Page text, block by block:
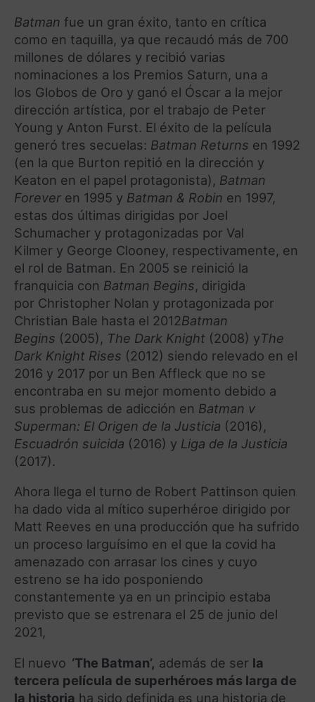
Batman fue un gran éxito, tanto en crítica
como en taquilla, ya que recaudó más de 700
millones de dólares y recibió varias
nominaciones a los Premios Saturn, una a
los Globos de Oro y ganó el Óscar a la mejor
dirección artística, por el trabajo de Peter
Young y Anton Furst. El éxito de la película
generó tres secuelas: Batman Returns en 1992
(en la que Burton repitió en la dirección y
Keaton en el papel protagonista), Batman
Forever en 1995 y Batman & Robin en 1997,
estas dos últimas dirigidas por Joel
Schumacher y protagonizadas por Val
Kilmer y George Clooney, respectivamente, en
el rol de Batman. En 2005 se reinició la
franquicia con Batman Begins, dirigida
por Christopher Nolan y protagonizada por
Christian Bale hasta el 2012Batman
Begins (2005), The Dark Knight (2008) yThe
Dark Knight Rises (2012) siendo relevado en el
2016 y 2017 por un Ben Affleck que no se
encontraba en su mejor momento debido a
sus problemas de adicción en Batman v
Superman: El Origen de la Justicia (2016),
Escuadrón suicida (2016) y Liga de la Justicia
(2017).
Ahora llega el turno de Robert Pattinson quien
ha dado vida al mítico superhéroe dirigido por
Matt Reeves en una producción que ha sufrido
un proceso larguísimo en el que la covid ha
amenazado con arrasar los cines y cuyo
estreno se ha ido posponiendo
constantemente ya en un principio estaba
previsto que se estrenara el 25 de junio del
2021,
El nuevo ‘The Batman’, además de ser la
tercera película de superhéroes más larga de
la historia ha sido definida es una historia de